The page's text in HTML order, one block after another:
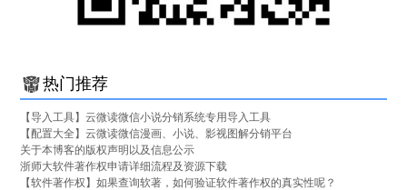
热门推荐
【导入工具】云微读微信小说分销系统专用导入工具
【配置大全】云微读微信漫画、小说、影视图解分销平台
关于本博客的版权声明以及信息公示
浙师大软件著作权申请详细流程及资源下载
【软件著作权】如果查询软著，如何验证软件著作权的真实性呢？